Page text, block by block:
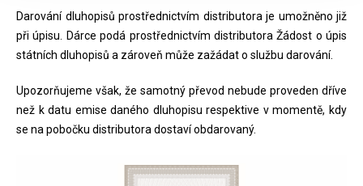
Darování dluhopisů prostřednictvím distributora je umožněno již
při úpisu. Dárce podá prostřednictvím distributora Žádost o úpis
státních dluhopisů a zároveň může zažádat o službu darování.
Upozorňujeme však, že samotný převod nebude proveden dříve
než k datu emise daného dluhopisu respektive v momentě, kdy
se na pobočku distributora dostaví obdarovaný.